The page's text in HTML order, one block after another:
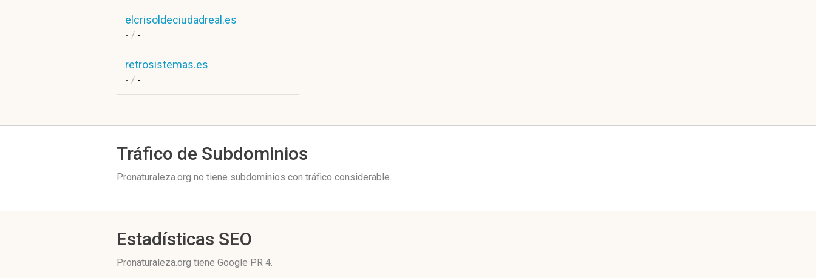
elcrisoldeciudadreal.es
- / -
retrosistemas.es
- / -
Tráfico de Subdominios
Pronaturaleza.org no tiene subdominios con tráfico considerable.
Estadísticas SEO
Pronaturaleza.org tiene Google PR 4.